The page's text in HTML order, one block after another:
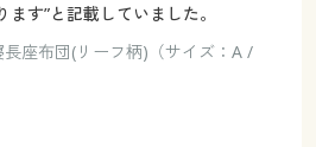
す”と記載していました。
座布団(リーフ柄)（サイズ：A /